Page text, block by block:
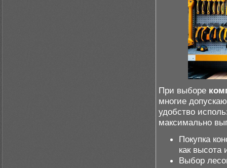
При выборе
многие
удобство
максимально
Покупка
как высота
Выбор